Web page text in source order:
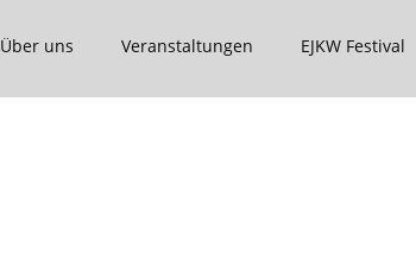
Über uns Veranstaltungen EJKW Festival